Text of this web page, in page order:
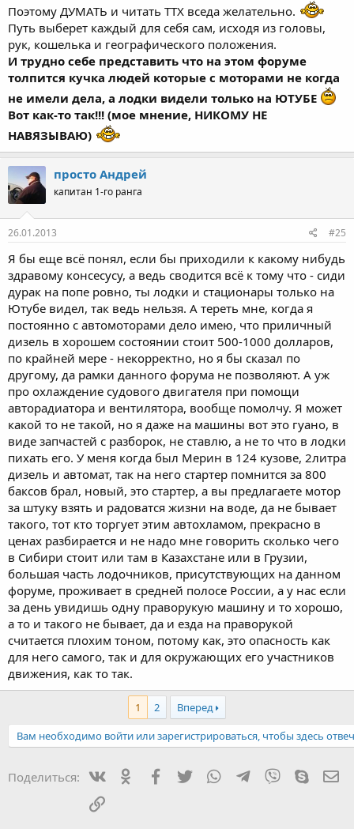
Поэтому ДУМАТЬ и читать ТТХ вседа желательно.
Путь выберет каждый для себя сам, исходя из головы,
рук, кошелька и географического положения.
И трудно себе представить что на этом форуме
толпится кучка людей которые с моторами не когда
не имели дела, а лодки видели только на ЮТУБЕ
Вот как-то так!!! (мое мнение, НИКОМУ НЕ
НАВЯЗЫВАЮ)
просто Андрей
капитан 1-го ранга
26.01.2013 #25
Я бы еще всё понял, если бы приходили к какому нибудь
здравому консесусу, а ведь сводится всё к тому что - сиди
дурак на попе ровно, ты лодки и стационары только на
Ютубе видел, так ведь нельзя. А тереть мне, когда я
постоянно с автомоторами дело имею, что приличный
дизель в хорошем состоянии стоит 500-1000 долларов,
по крайней мере - некорректно, но я бы сказал по
другому, да рамки данного форума не позволяют. А уж
про охлаждение судового двигателя при помощи
авторадиатора и вентилятора, вообще помолчу. Я может
какой то не такой, но я даже на машины вот это гуано, в
виде запчастей с разборок, не ставлю, а не то что в лодки
пихать его. У меня когда был Мерин в 124 кузове, 2литра
дизель и автомат, так на него стартер помнится за 800
баксов брал, новый, это стартер, а вы предлагаете мотор
за штуку взять и радоватся жизни на воде, да не бывает
такого, тот кто торгует этим автохламом, прекрасно в
ценах разбирается и не надо мне говорить сколько чего
в Сибири стоит или там в Казахстане или в Грузии,
большая часть лодочников, присутствующих на данном
форуме, проживает в средней полосе России, а у нас если
за день увидишь одну праворукую машину и то хорошо,
а то и такого не бывает, да и езда на праворукой
считается плохим тоном, потому как, это опасность как
для него самого, так и для окружающих его участников
движения, как то так.
1 2
Вперед
Вам необходимо войти или зарегистрироваться, чтобы здесь
Поделиться: ВконтактеОдноклассники
Facebook
TwitterWhatsAppTelegram
Viber Skype
Ссылка